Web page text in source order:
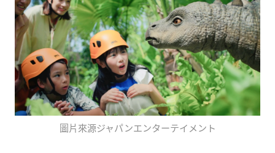
圖片來源ジャパンエンターテイメント